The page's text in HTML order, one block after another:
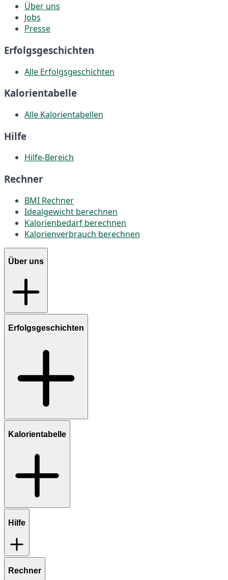
Über uns
Jobs
Presse
Erfolgsgeschichten
Alle Erfolgsgeschichten
Kalorientabelle
Alle Kalorientabellen
Hilfe
Hilfe-Bereich
Rechner
BMI Rechner
Idealgewicht berechnen
Kalorienbedarf berechnen
Kalorienverbrauch berechnen
Über uns
Erfolgsgeschichten
Kalorientabelle
Hilfe
Rechner